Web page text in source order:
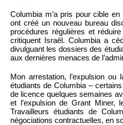
Columbia m’a pris pour cible
ont créé un nouveau bureau
procédures régulières et
critiquent Israël. Columbia a
divulguant les dossiers des
aux dernières menaces de
Mon arrestation, l’expulsion ou
étudiants de Columbia –
de licence quelques semaines
et l’expulsion de Grant Miner,
Travailleurs étudiants de
négociations contractuelles, en